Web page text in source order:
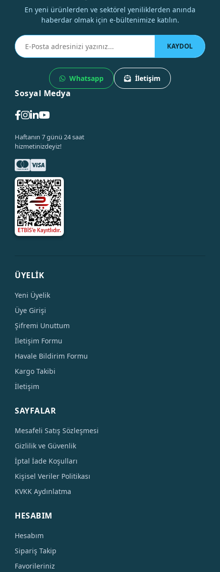
En yeni ürünlerden ve sektörel yeniliklerden anında
haberdar olmak için e-bültenimize katılın.
KAYDOL
Whatsapp İletişim
Sosyal Medya
Haftanın 7 günü 24 saat
hizmetinizdeyiz!
ÜYELİK
Yeni Üyelik
Üye Girişi
Şifremi Unuttum
İletişim Formu
Havale Bildirim Formu
Kargo Takibi
İletişim
SAYFALAR
Mesafeli Satış Sözleşmesi
Gizlilik ve Güvenlik
İptal İade Koşulları
Kişisel Veriler Politikası
KVKK Aydınlatma
HESABIM
Hesabım
Sipariş Takip
Favorileriniz